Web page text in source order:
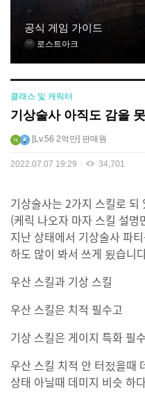
공식 게임 가이드
로스트아크
클래스 및 캐릭터
기상술사 아직도 감을
Lv.56 2억만 판매원
2022.07.07 19:29 34,701
기상술사는 2가지 스킬로 되
(케릭 나오자 마자 스킬 설
지난 상태에서 기상술사 파
하도 많이 봐서 쓰게 됬습니
우산 스킬과 기상 스킬
우산 스킬은 치적 필수고
기상 스킬은 게이지 특화 필수
우산 스킬 치적 안 터젔을때
상태 아닐때 데미지 비슷 하